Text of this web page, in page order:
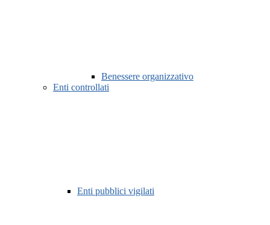
Benessere organizzativo
Enti controllati
Enti pubblici vigilati